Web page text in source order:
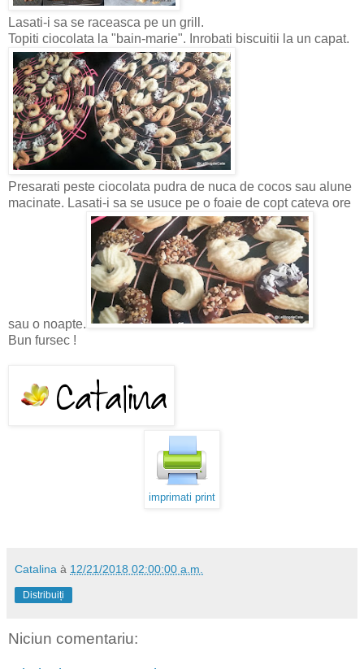
Lasati-i sa se raceasca pe un grill.
Topiti ciocolata la "bain-marie". Inrobati biscuitii la un capat.
Presarati peste ciocolata pudra de nuca de cocos sau alune
macinate. Lasati-i sa se usuce pe o foaie de copt cateva ore
sau o noapte.
Bun fursec !
imprimati print
Catalina à 12/21/2018 02:00:00 a.m.
Distribuiți
Niciun comentariu: